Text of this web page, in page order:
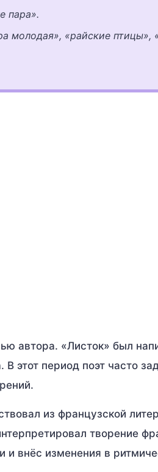
пара».
молодая», «райские птицы»,
автора. «Листок» был
этот период поэт часто
из французской
творение
и внёс изменения в